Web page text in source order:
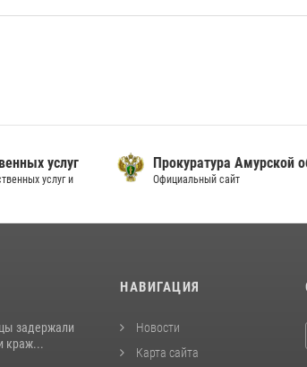
услуг
услуг и
Прокуратура Амурской
Официальный сайт
задержали
краж...
НАВИГАЦИЯ
Новости
Карта сайта